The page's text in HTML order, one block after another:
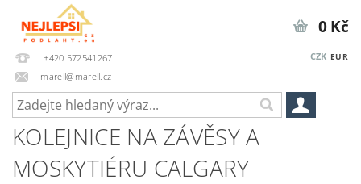
+420 572541267
marell@marell.cz
CZK EUR
0 Kč
KOLEJNICE NA ZÁVĚSY A
MOSKYTIÉRU CALGARY